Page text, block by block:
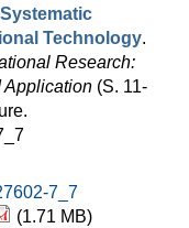
Technology.
Research:
Application (S. 11-
7_7
(1.71 MB)